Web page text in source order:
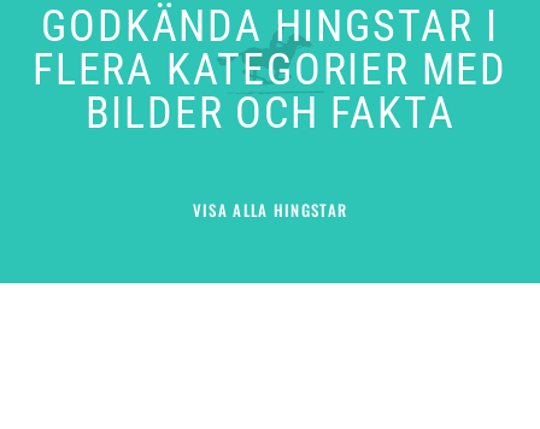
GODKÄNDA HINGSTAR I
FLERA KATEGORIER MED
BILDER OCH FAKTA
VISA ALLA HINGSTAR